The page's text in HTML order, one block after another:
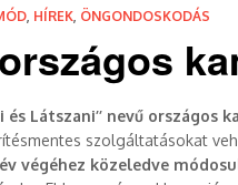
HÍREK ÖNGONDOSKODÁS
Látszani’’ nevű országos
szolgáltatásokat
végéhez közeledve